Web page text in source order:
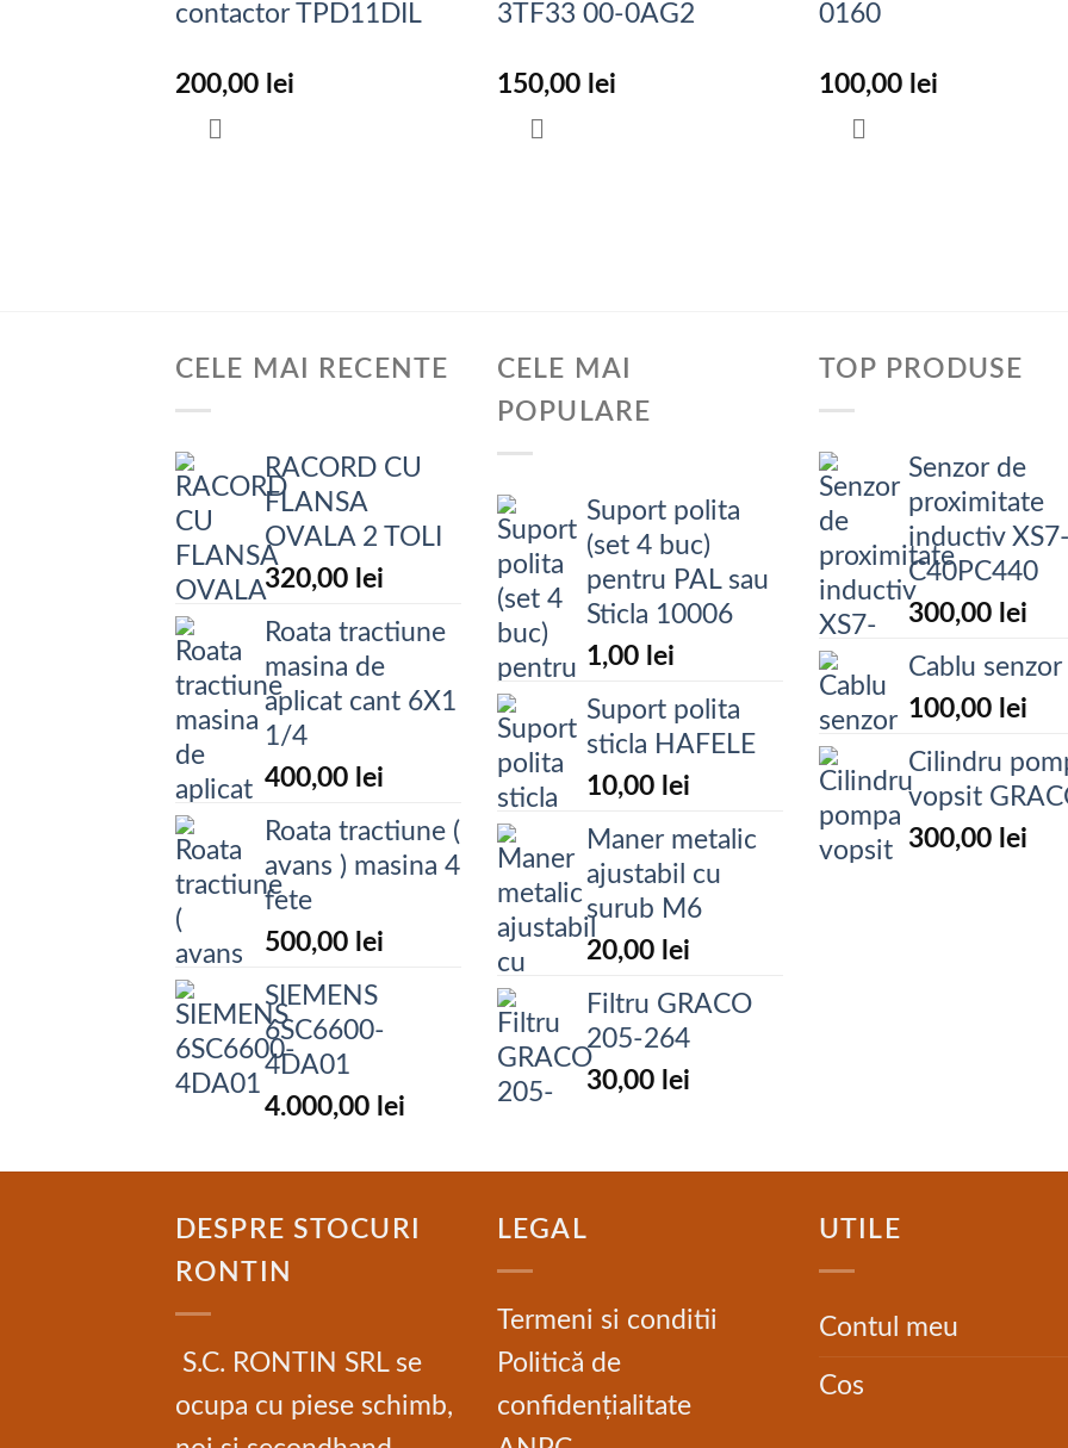
contactor TPD11DIL
200,00 lei
3TF33 00-0AG2
150,00 lei
0160
100,00 lei
CELE MAI RECENTE
RACORD CU
FLANSA
OVALA 2 TOLI
320,00 lei
Roata tractiune
masina de
aplicat cant 6X1
1/4
400,00 lei
Roata tractiune (
avans ) masina 4
fete
500,00 lei
SIEMENS
6SC6600-
4DA01
4.000,00 lei
CELE MAI
POPULARE
Suport polita
(set 4 buc)
pentru PAL sau
Sticla 10006
1,00 lei
Suport polita
sticla HAFELE
10,00 lei
Maner metalic
ajustabil cu
surub M6
20,00 lei
Filtru GRACO
205-264
30,00 lei
TOP PRODUSE
Senzor de
proximitate
inductiv XS7-
C40PC440
300,00 lei
Cablu senzor
100,00 lei
Cilindru
vopsit
300,00 lei
DESPRE STOCURI
RONTIN
S.C. RONTIN SRL se
ocupa cu piese schimb,
LEGAL
Termeni si conditii
Politică de
confidențialitate
UTILE
Contul meu
Cos